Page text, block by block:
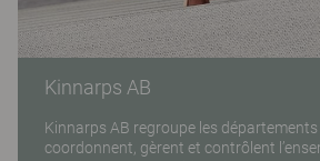
Kinnarps AB
Kinnarps AB regroupe les
coordonnent, gèrent et contrôlent